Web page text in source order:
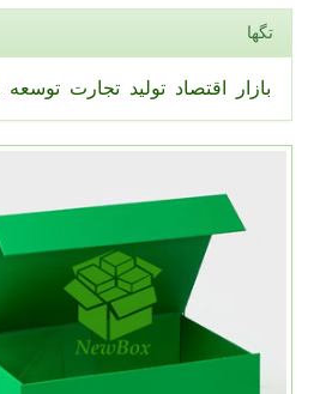
تگها
بازار اقتصاد تولید تجارت توسعه